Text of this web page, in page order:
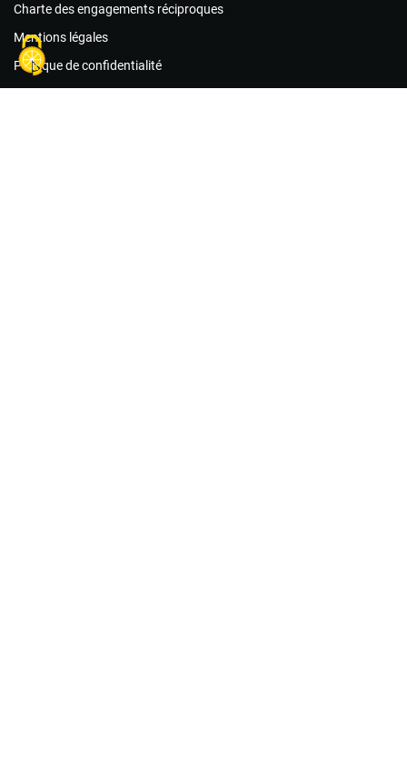
Charte des engagements réciproques
Mentions légales
Politique de confidentialité
Guide des bonnes pratiques